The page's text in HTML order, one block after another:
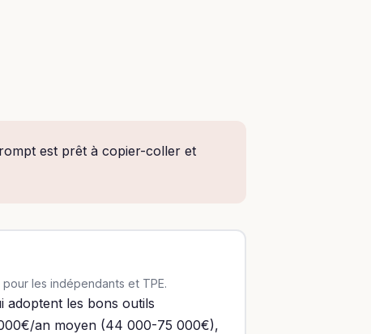
est prêt à copier-coller et
les indépendants et TPE.
adoptent les bons outils
an moyen (44 000-75 000€),